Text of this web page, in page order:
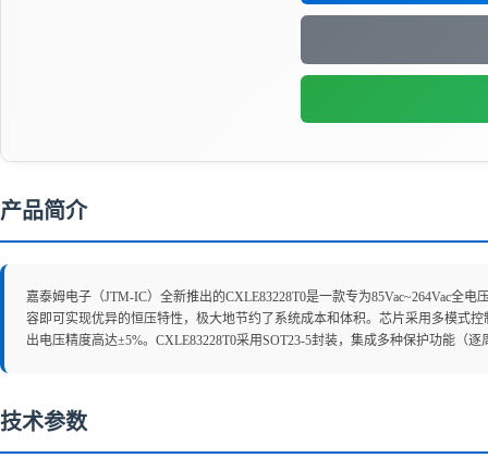
产品简介
嘉泰姆电子（JTM-IC）全新推出的CXLE83228T0是一款专为85Vac~264Vac全
容即可实现优异的恒压特性，极大地节约了系统成本和体积。芯片采用多模式
出电压精度高达±5%。CXLE83228T0采用SOT23-5封装，集成多种保护功能
技术参数